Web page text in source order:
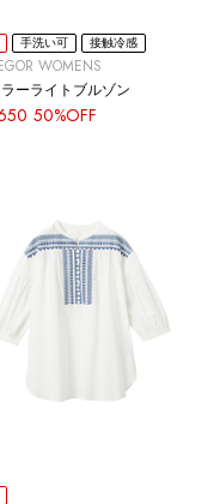
手洗い可 接触冷感
WOMENS
ラーライトブルゾン
50%OFF